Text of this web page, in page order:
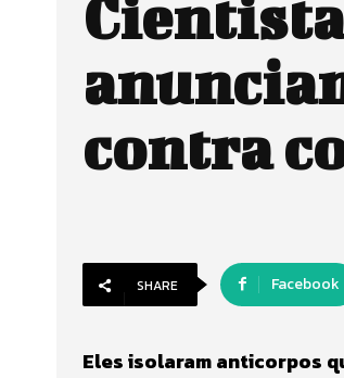
contra
SHARE Facebook
Eles isolaram anticorpos